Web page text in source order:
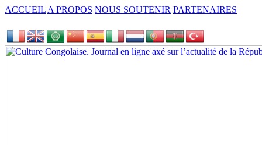
ACCUEIL A PROPOS NOUS SOUTENIR PARTENAIRES